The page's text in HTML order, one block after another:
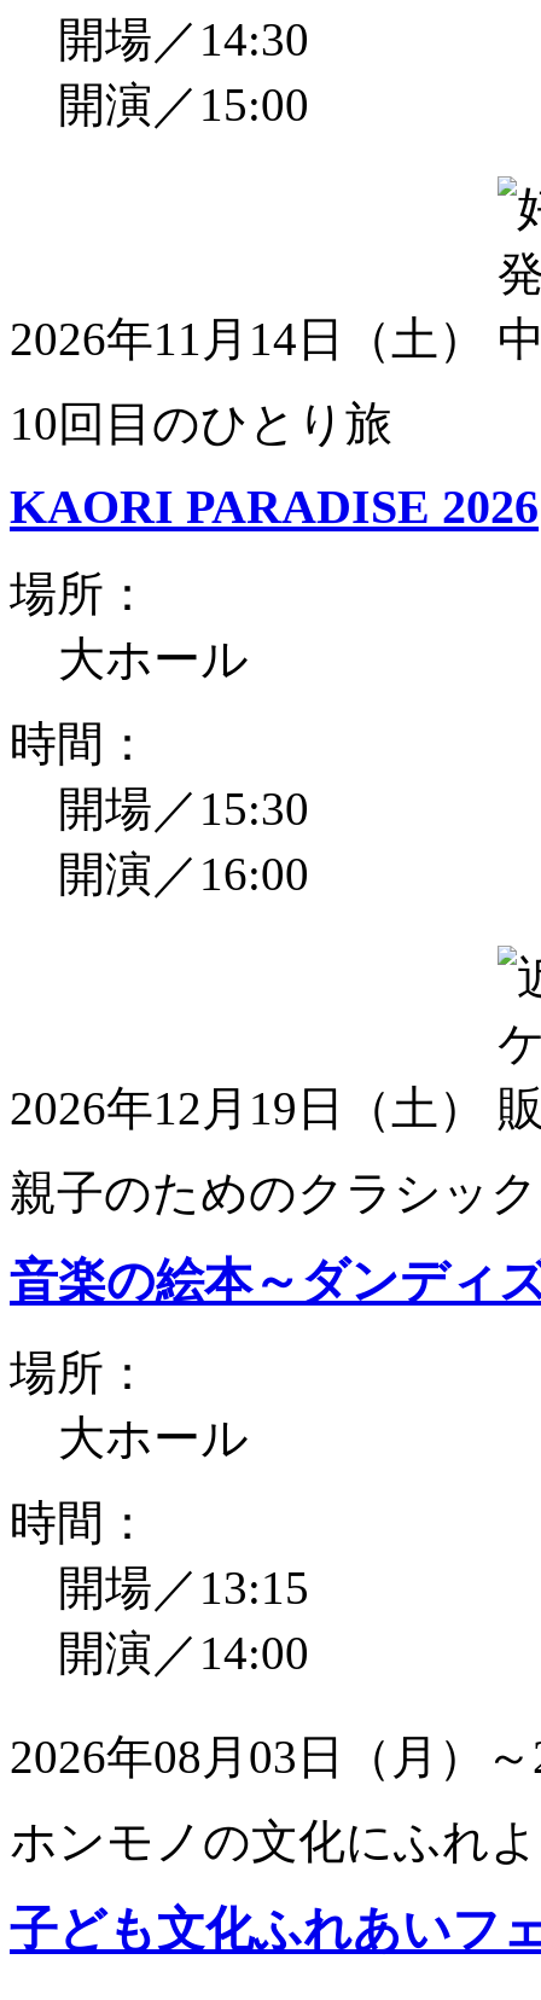
開場／14:30
開演／15:00
2026年11月14日（土）
10回目のひとり旅
KAORI PARADISE 2026
場所：
大ホール
時間：
開場／15:30
開演／16:00
2026年12月19日（土）
親子のためのクラシッ
音楽の絵本～ダンディ
場所：
大ホール
時間：
開場／13:15
開演／14:00
2026年08月03日（月）
ホンモノの文化にふれ
子ども文化ふれあいフ